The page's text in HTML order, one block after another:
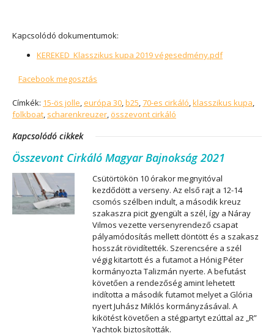
Kapcsolódó dokumentumok:
KEREKED_Klasszikus kupa 2019 végesedmény.pdf
Facebook megosztás
Címkék: 15-ös jolle, európa 30,b25,70-es cirkáló,klasszikus kupa,
folkboat, scharenkreuzer, összevont cirkáló
Kapcsolódó cikkek
Összevont Cirkáló Magyar Bajnokság 2021
Csütörtökön 10 órakor megnyitóval
kezdődött a verseny. Az első rajt a 12-14
csomós szélben indult, a második kreuz
szakaszra picit gyengült a szél, így a Náray
Vilmos vezette versenyrendező csapat
pályamódosítás mellett döntött és a szakasz
hosszát rövidítették. Szerencsére a szél
végig kitartott és a futamot a Hónig Péter
kormányozta Talizmán nyerte. A befutást
követően a rendezőség amint lehetett
indította a második futamot melyet a Glória
nyert Juhász Miklós kormányzásával. A
kikötést követően a stégpartyt ezúttal az „R”
Yachtok biztosították.